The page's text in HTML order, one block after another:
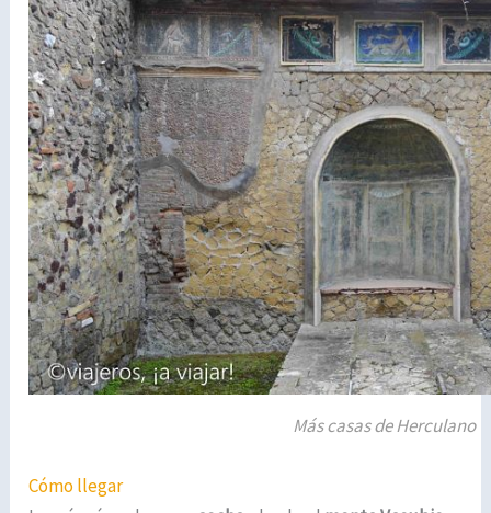
Más casas de Herculano
Cómo llegar